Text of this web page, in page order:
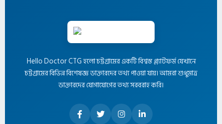
Hello Doctor CTG হলো চট্টগ্রামের একটি বিশ্বস্ত প্ল্যাটফর্ম যেখানে
চট্টগ্রামের বিভিন্ন বিশেষজ্ঞ ডাক্তারদের তথ্য পাওয়া যায়। আমরা শুধুমাত্র
ডাক্তারদের যোগাযোগের তথ্য সরবরাহ করি।